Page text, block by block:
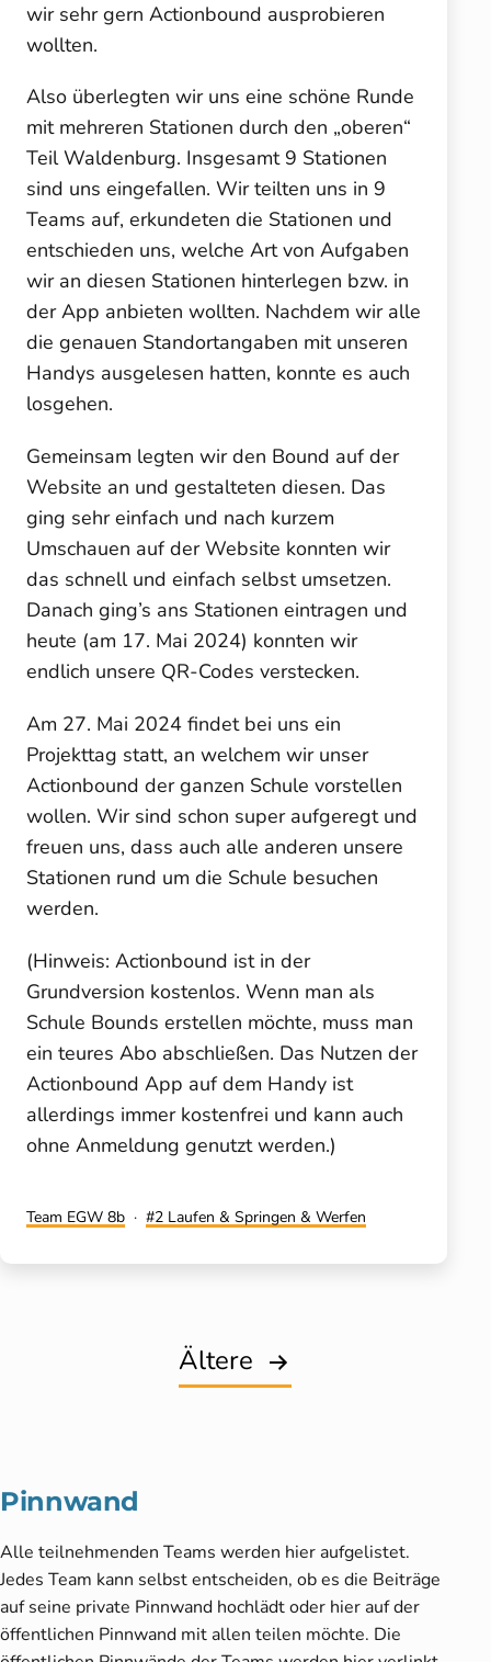
wir sehr gern Actionbound ausprobieren
wollten.
Also überlegten wir uns eine schöne Runde
mit mehreren Stationen durch den „oberen“
Teil Waldenburg. Insgesamt 9 Stationen
sind uns eingefallen. Wir teilten uns in 9
Teams auf, erkundeten die Stationen und
entschieden uns, welche Art von Aufgaben
wir an diesen Stationen hinterlegen bzw. in
der App anbieten wollten. Nachdem wir alle
die genauen Standortangaben mit unseren
Handys ausgelesen hatten, konnte es auch
losgehen.
Gemeinsam legten wir den Bound auf der
Website an und gestalteten diesen. Das
ging sehr einfach und nach kurzem
Umschauen auf der Website konnten wir
das schnell und einfach selbst umsetzen.
Danach ging’s ans Stationen eintragen und
heute (am 17. Mai 2024) konnten wir
endlich unsere QR-Codes verstecken.
Am 27. Mai 2024 findet bei uns ein
Projekttag statt, an welchem wir unser
Actionbound der ganzen Schule vorstellen
wollen. Wir sind schon super aufgeregt und
freuen uns, dass auch alle anderen unsere
Stationen rund um die Schule besuchen
werden.
(Hinweis: Actionbound ist in der
Grundversion kostenlos. Wenn man als
Schule Bounds erstellen möchte, muss man
ein teures Abo abschließen. Das Nutzen der
Actionbound App auf dem Handy ist
allerdings immer kostenfrei und kann auch
ohne Anmeldung genutzt werden.)
Kategorisiert
Team EGW 8b
Verschlagwortet
2 Laufen & Springen & Werfen
Seitennummerierung
Ältere
Pinnwand
Alle teilnehmenden Teams werden hier aufgelistet.
Jedes Team kann selbst entscheiden, ob es die Beiträge
auf seine private Pinnwand hochlädt oder hier auf der
öffentlichen Pinnwand mit allen teilen möchte. Die